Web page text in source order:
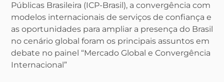
Públicas Brasileira (ICP-Brasil), a convergência com
modelos internacionais de serviços de confiança e
as oportunidades para ampliar a presença do Brasil
no cenário global foram os principais assuntos em
debate no painel “Mercado Global e Convergência
Internacional”